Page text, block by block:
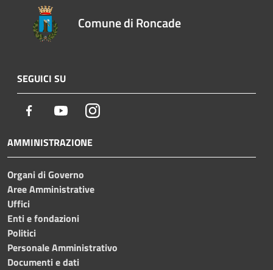
Comune di Roncade
SEGUICI SU
Facebook YoutubeInstagram
AMMINISTRAZIONE
Organi di Governo
Aree Amministrative
Uffici
Enti e fondazioni
Politici
Personale Amministrativo
Documenti e dati